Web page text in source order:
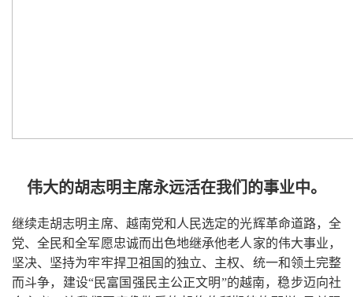
伟大的胡志明主席永远活在我们的事业中。
继续走胡志明主席、越南党和人民选定的光辉革命道路，全
党、全民和全军愿忠诚而出色地继承他老人家的伟大事业，
坚决、坚持为牢牢捍卫祖国的独立、主权、统一和领土完整
而斗争，建设“民富国强民主公正文明”的越南，稳步迈向社